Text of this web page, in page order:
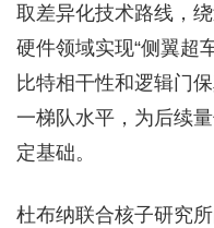
取差异化技术路线，
硬件领域实现“侧翼超
比特相干性和逻辑门
一梯队水平，为后续
定基础。
杜布纳联合核子研究